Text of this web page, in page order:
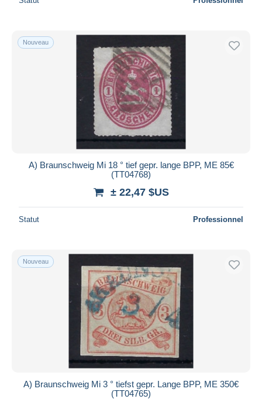
Nouveau
A) Braunschweig Mi 18 ° tief gepr. lange BPP, ME 85€
(TT04768)
± 22,47 $US
Statut Professionnel
Nouveau
A) Braunschweig Mi 3 ° tiefst gepr. Lange BPP, ME 350€
(TT04765)